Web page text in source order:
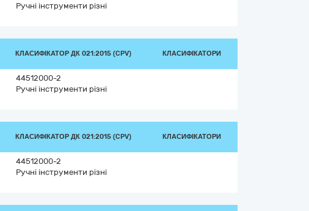
Ручні інструменти різні
КЛАСИФІКАТОР ДК 021:2015 (CPV) КЛАСИФІКАТОРИ
44512000-2
Ручні інструменти різні
КЛАСИФІКАТОР ДК 021:2015 (CPV) КЛАСИФІКАТОРИ
44512000-2
Ручні інструменти різні